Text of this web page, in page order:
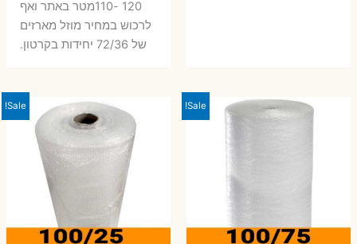
120 -110מטר באתר ואף
לרכוש במחיר מוזל מארזים
של 72/36 יחידות בקרטון.
Sale!
Sale!